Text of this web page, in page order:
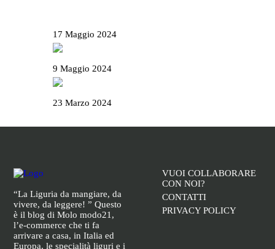
17 Maggio 2024
9 Maggio 2024
23 Marzo 2024
“La Liguria da mangiare, da
vivere, da leggere! ” Questo
è il blog di Molo modo21,
l’e-commerce che ti fa
arrivare a casa, in Italia ed
Europa, le specialità liguri e i
VUOI COLLABORARE
CON NOI?
CONTATTI
PRIVACY POLICY